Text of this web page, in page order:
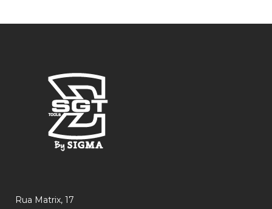
Rua Matrix, 17